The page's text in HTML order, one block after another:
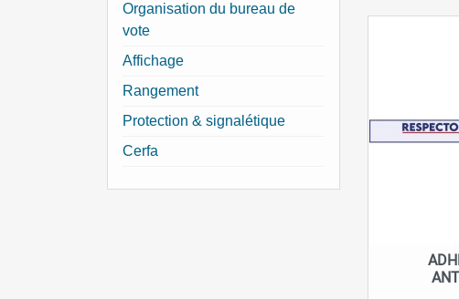
Organisation du bureau de
vote
Affichage
Rangement
Protection & signalétique
Cerfa
